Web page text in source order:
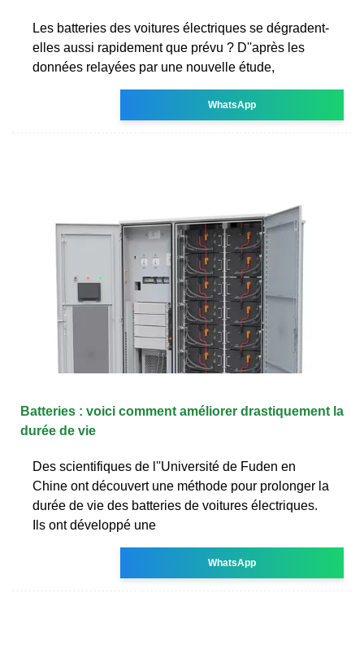
Les batteries des voitures électriques se dégradent-
elles aussi rapidement que prévu ? D''après les
données relayées par une nouvelle étude,
WhatsApp
Batteries : voici comment améliorer drastiquement la
durée de vie
Des scientifiques de l''Université de Fuden en
Chine ont découvert une méthode pour prolonger la
durée de vie des batteries de voitures électriques.
Ils ont développé une
WhatsApp